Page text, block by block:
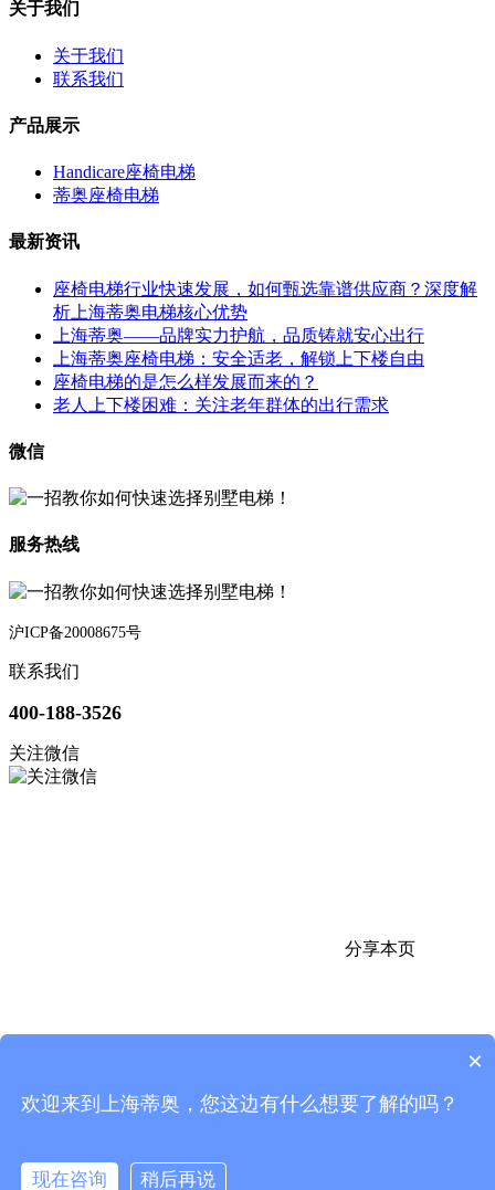
关于我们
关于我们
联系我们
产品展示
Handicare座椅电梯
蒂奥座椅电梯
最新资讯
座椅电梯行业快速发展，如何甄选靠谱供应商？深度解
析上海蒂奥电梯核心优势
上海蒂奥——品牌实力护航，品质铸就安心出行
上海蒂奥座椅电梯：安全适老，解锁上下楼自由
座椅电梯的是怎么样发展而来的？
老人上下楼困难：关注老年群体的出行需求
微信
服务热线
沪ICP备20008675号
联系我们
400-188-3526
关注微信
分享本页
微信
×
欢迎来到上海蒂奥，您这边有什么想要了解的吗？
现在咨询 稍后再说